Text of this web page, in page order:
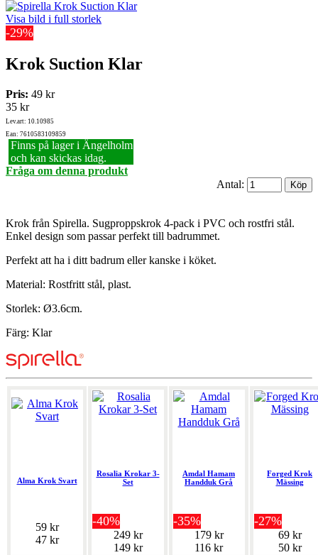
Visa bild i full storlek
-29%
Krok Suction Klar
Pris: 49 kr
35 kr
Lev.art: 10.10985
Ean: 7610583109859
Finns på lager i Ängelholm
och kan skickas idag.
Fråga om denna produkt
Antal:
Krok från Spirella. Sugproppskrok 4-pack i PVC och rostfri stål.
Enkel design som passar perfekt till badrummet.
Perfekt att ha i ditt badrum eller kanske i köket.
Material: Rostfritt stål, plast.
Storlek: Ø3.6cm.
Färg: Klar
Alma Krok Svart
59 kr
47 kr
Rosalia Krokar 3-
Set
-40%
249 kr
149 kr
Amdal Hamam
Handduk Grå
-35%
179 kr
116 kr
Forged Krok
Mässing
-27%
69 kr
50 kr